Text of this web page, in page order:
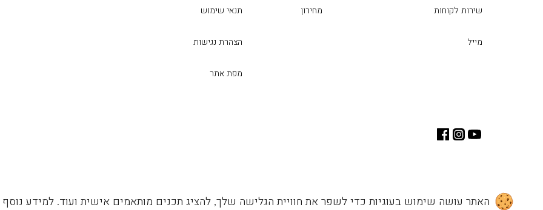
שירות לקוחות
מייל
מחירון תנאי שימוש
הצהרת נגישות
מפת אתר
האתר עושה שימוש בעוגיות כדי לשפר את חוויית הגלישה שלך, להציג תכנים מותאמים אישית ועוד. למידע